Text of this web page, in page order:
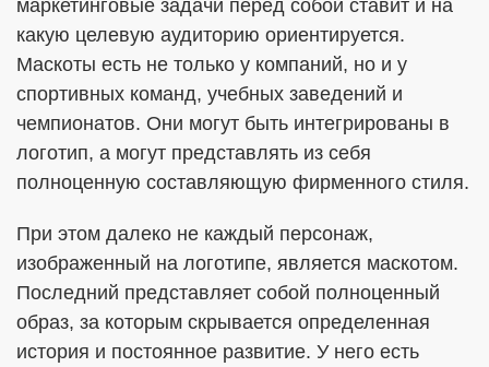
маркетинговые задачи перед собой ставит и на
какую целевую аудиторию ориентируется.
Маскоты есть не только у компаний, но и у
спортивных команд, учебных заведений и
чемпионатов. Они могут быть интегрированы в
логотип, а могут представлять из себя
полноценную составляющую фирменного стиля.
При этом далеко не каждый персонаж,
изображенный на логотипе, является маскотом.
Последний представляет собой полноценный
образ, за которым скрывается определенная
история и постоянное развитие. У него есть